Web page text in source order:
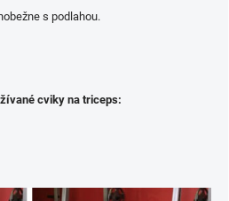
s podlahou.
cviky na triceps: